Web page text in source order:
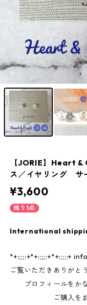
【JORIE】Heart
ス／イヤリング サ
¥3,600
残り1点
International
*+:;;;:+*+:;;;:+*+:;;;:+
ご覧いただきありがと
プロフィールをかな
ご購入をお願